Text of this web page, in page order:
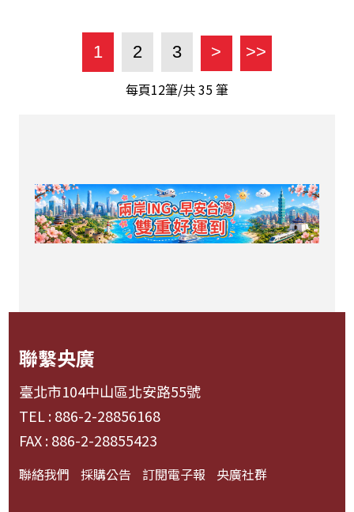
1 2 3 > >>
每頁12筆/共35筆
聯繫央廣
臺北市104中山區北安路55號
TEL : 886-2-28856168
FAX : 886-2-28855423
聯絡我們 採購公告 訂閱電子報 央廣社群